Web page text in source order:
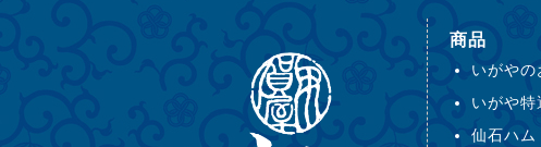
商品
いがやの
いがや特
仙石ハム